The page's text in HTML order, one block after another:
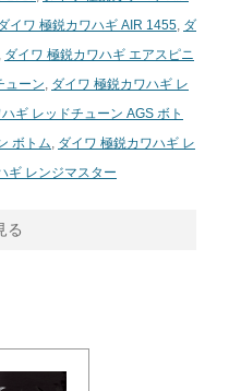
イワ 極鋭カワハギ AIR 1455, ダ
, ダイワ 極鋭カワハギ エアスピニ
ューン, ダイワ 極鋭カワハギ レ
ギ レッドチューン AGS ボト
ボトム, ダイワ 極鋭カワハギ レ
ギ レンジマスター
る